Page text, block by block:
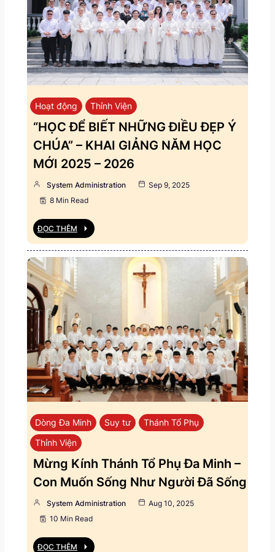
Hoạt động Thỉnh Viện
“HỌC ĐỂ BIẾT NHỮNG ĐIỀU ĐẸP Ý
CHÚA” – KHAI GIẢNG NĂM HỌC
MỚI 2025 – 2026
System Administration
Sep 9, 2025
8 Min Read
ĐỌC THÊM
Dòng Đa Minh Suy tư
Thánh Tổ Phụ
Thỉnh Viện
Mừng Kính Thánh Tổ Phụ Đa Minh –
Con Muốn Sống Như Người Đã Sống
System Administration
Aug 10, 2025
10 Min Read
ĐỌC THÊM